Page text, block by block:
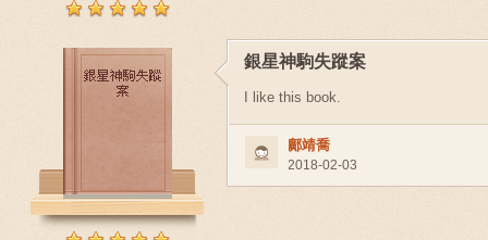
銀星神駒失蹤案
I like this book.
鄺靖喬
2018-02-03